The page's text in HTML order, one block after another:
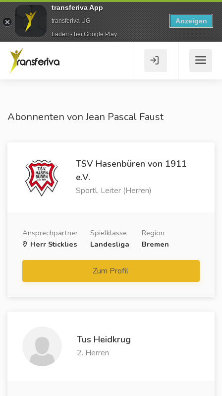
Abonnenten von Jean Pascal Faust
TSV Hasenbüren von 1911
e.V.
Sportl. Leiter (Herren)
Ansprechpartner
Herr Sticklies
Spielklasse
Landesliga
Region
Bremen
Zum Profil
Tus Heidkrug
2. Herren
transferiva App
transferiva UG
Laden - bei Google Play
Anzeigen